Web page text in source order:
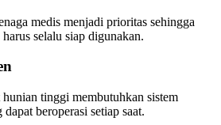
medis menjadi prioritas sehingga
selalu siap digunakan.
tinggi membutuhkan sistem
beroperasi setiap saat.